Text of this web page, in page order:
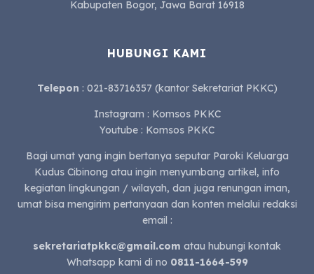
Kabupaten Bogor, Jawa Barat 16918
HUBUNGI KAMI
Telepon : 021-83716357 (kantor Sekretariat PKKC)
Instagram : Komsos PKKC
Youtube : Komsos PKKC
Bagi umat yang ingin bertanya seputar Paroki Keluarga
Kudus Cibinong atau ingin menyumbang artikel, info
kegiatan lingkungan / wilayah, dan juga renungan iman,
umat bisa mengirim pertanyaan dan konten melalui redaksi
email :
sekretariatpkkc@gmail.com atau hubungi kontak
Whatsapp kami di no 0811-1664-599